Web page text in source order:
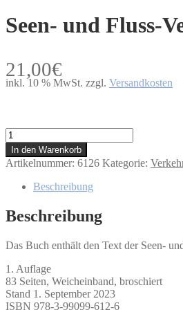
Seen- und Fluss-
21,00€
inkl. 10 % MwSt. zzgl. Versandkosten
Seen-
und
Fluss-
Verkehrsordnung
Menge
In den Warenkorb
Artikelnummer: 6126 Kategorie:
Beschreibung
Beschreibung
Das Buch enthält den Text der Seen-
1. Auflage
83 Seiten, Weicheinband, broschiert
Stand 1. September 2023
ISBN 978-3-99099-612-6